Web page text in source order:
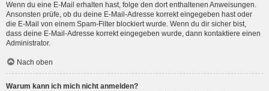
Wenn du eine E-Mail erhalten hast, folge den dort enthaltenen Anweisungen.
Ansonsten prüfe, ob du deine E-Mail-Adresse korrekt eingegeben hast oder
die E-Mail von einem Spam-Filter blockiert wurde. Wenn du dir sicher bist,
dass deine E-Mail-Adresse korrekt eingegeben wurde, dann kontaktiere einen
Administrator.
Nach oben
Warum kann ich mich nicht anmelden?